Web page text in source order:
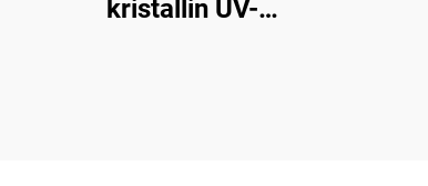
kristallin UV-